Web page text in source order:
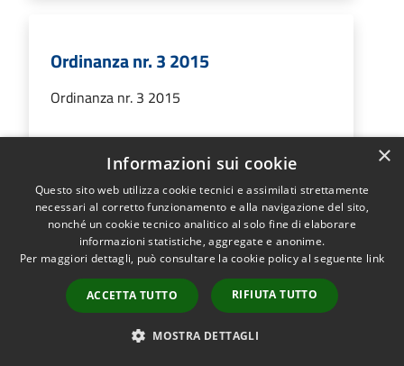
Ordinanza nr. 3 2015
Ordinanza nr. 3 2015
Ordinanza nr. 4 2015
Ordinanza nr. 4 2015
×
Informazioni sui cookie
Questo sito web utilizza cookie tecnici e assimilati strettamente
necessari al corretto funzionamento e alla navigazione del sito,
nonché un cookie tecnico analitico al solo fine di elaborare
informazioni statistiche, aggregate e anonime.
Per maggiori dettagli, può consultare la cookie policy al seguente link
ACCETTA TUTTO RIFIUTA TUTTO
MOSTRA DETTAGLI